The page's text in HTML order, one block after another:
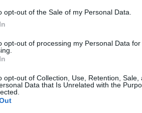
opt-out of the Sale of my Personal Data.
opt-out of processing my Personal Data for
opt-out of Collection, Use, Retention, Sale,
Data that Is Unrelated with the
Dr. Fazekas Miklós, a cég alapító-
Orvosbiológiai Karának egyetemi